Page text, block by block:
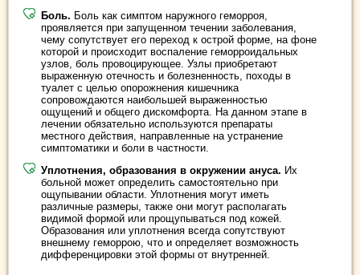
Боль. Боль как симптом наружного геморроя,
проявляется при запущенном течении заболевания,
чему сопутствует его переход к острой форме, на фоне
которой и происходит воспаление геморроидальных
узлов, боль провоцирующее. Узлы приобретают
выраженную отечность и болезненность, походы в
туалет с целью опорожнения кишечника
сопровождаются наибольшей выраженностью
ощущений и общего дискомфорта. На данном этапе в
лечении обязательно используются препараты
местного действия, направленные на устранение
симптоматики и боли в частности.
Уплотнения, образования в окружении ануса. Их
больной может определить самостоятельно при
ощупывании области. Уплотнения могут иметь
различные размеры, также они могут располагать
видимой формой или прощупываться под кожей.
Образования или уплотнения всегда сопутствуют
внешнему геморрою, что и определяет возможность
дифференцировки этой формы от внутренней.